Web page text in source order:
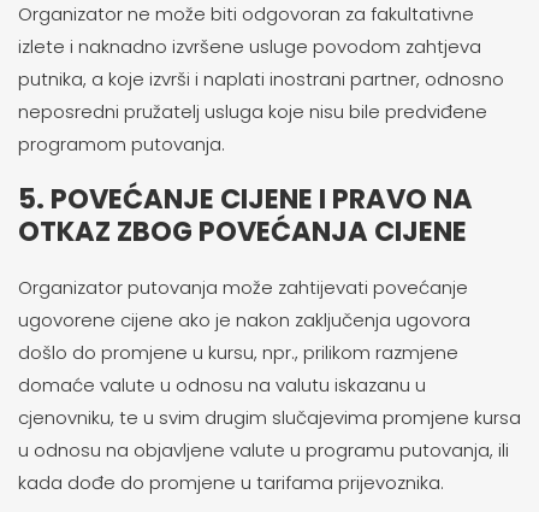
Organizator ne može biti odgovoran za fakultativne
izlete i naknadno izvršene usluge povodom zahtjeva
putnika, a koje izvrši i naplati inostrani partner, odnosno
neposredni pružatelj usluga koje nisu bile predviđene
programom putovanja.
5. POVEĆANJE CIJENE I PRAVO NA
OTKAZ ZBOG POVEĆANJA CIJENE
Organizator putovanja može zahtijevati povećanje
ugovorene cijene ako je nakon zaključenja ugovora
došlo do promjene u kursu, npr., prilikom razmjene
domaće valute u odnosu na valutu iskazanu u
cjenovniku, te u svim drugim slučajevima promjene kursa
u odnosu na objavljene valute u programu putovanja, ili
kada dođe do promjene u tarifama prijevoznika.